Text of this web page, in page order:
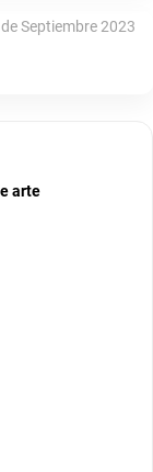
Septiembre 2023
arte